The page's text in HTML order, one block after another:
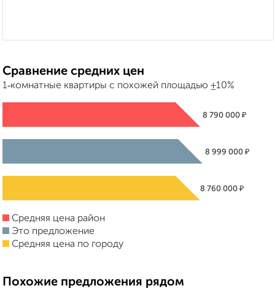
Сравнение средних цен
1‑комнатные квартиры с похожей площадью ±10%
8 790 000 ₽
8 999 000 ₽
8 760 000 ₽
Средняя цена район
Это предложение
Средняя цена по городу
Похожие предложения рядом